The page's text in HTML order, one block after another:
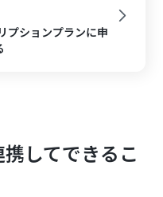
プションプランに申
してできるこ